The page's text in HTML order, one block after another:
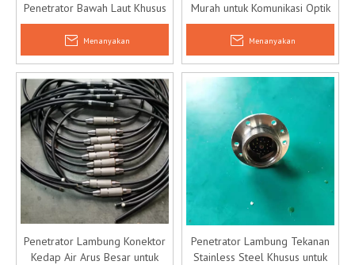
Penetrator Bawah Laut Khusus
untuk ROV
Menanyakan
Murah untuk Komunikasi Optik
Menanyakan
Penetrator Lambung Konektor
Kedap Air Arus Besar untuk
Penetrator Lambung Tekanan
Stainless Steel Khusus untuk